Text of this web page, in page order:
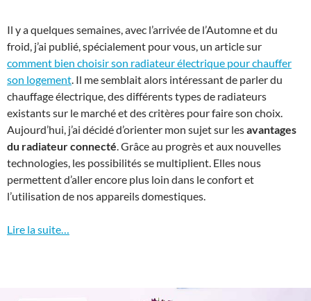
Il y a quelques semaines, avec l’arrivée de l’Automne et du
froid, j’ai publié, spécialement pour vous, un article sur
comment bien choisir son radiateur électrique pour chauffer
son logement . Il me semblait alors intéressant de parler du
chauffage électrique, des différents types de radiateurs
existants sur le marché et des critères pour faire son choix.
Aujourd’hui, j’ai décidé d’orienter mon sujet sur lesavantages
du radiateur connecté . Grâce au progrès et aux nouvelles
technologies, les possibilités se multiplient. Elles nous
permettent d’aller encore plus loin dans le confort et
l’utilisation de nos appareils domestiques.
Lire la suite…